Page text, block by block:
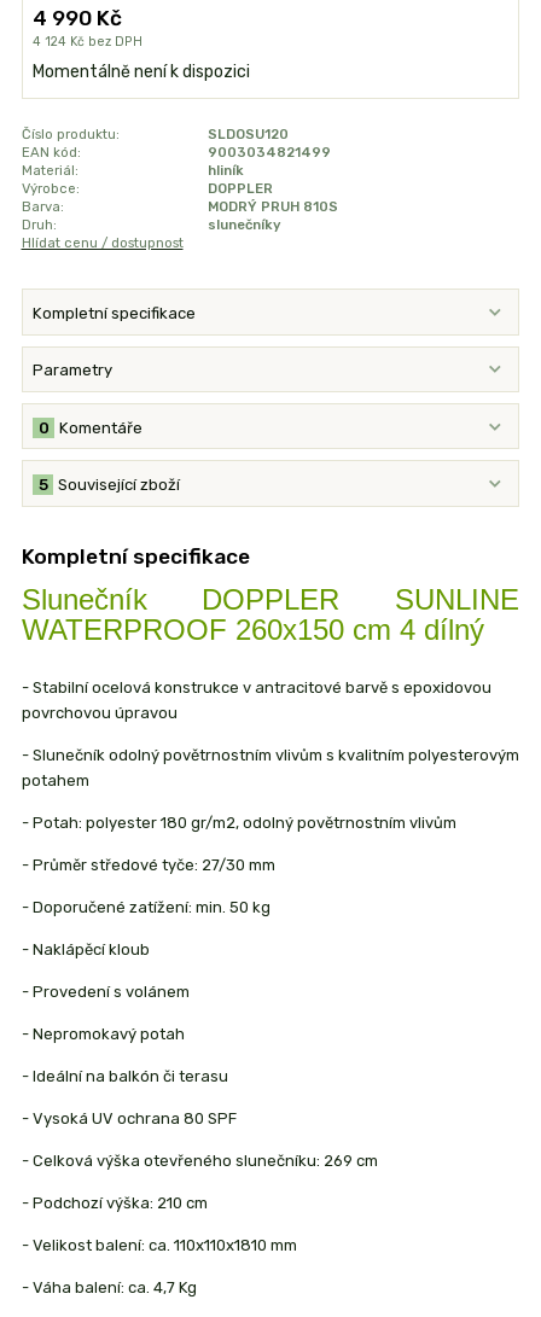
4 990 Kč
4 124 Kč bez DPH
Momentálně není k dispozici
Číslo produktu:
SLDOSU120
EAN kód:
9003034821499
Materiál:
hliník
Výrobce:
DOPPLER
Barva:
MODRÝ PRUH 810S
Druh:
slunečníky
Hlídat cenu / dostupnost
Kompletní specifikace
Parametry
Komentáře
0
Související zboží
5
Kompletní specifikace
Slunečník DOPPLER SUNLINE
WATERPROOF 260x150 cm 4 dílný
- Stabilní ocelová konstrukce v antracitové barvě s epoxidovou
povrchovou úpravou
- Slunečník odolný povětrnostním vlivům s kvalitním polyesterovým
potahem
- Potah: polyester 180 gr/m2, odolný povětrnostním vlivům
- Průměr středové tyče: 27/30 mm
- Doporučené zatížení: min. 50 kg
- Naklápěcí kloub
- Provedení s volánem
- Nepromokavý potah
- Ideální na balkón či terasu
- Vysoká UV ochrana 80 SPF
- Celková výška otevřeného slunečníku: 269 cm
- Podchozí výška: 210 cm
- Velikost balení: ca. 110x110x1810 mm
- Váha balení: ca. 4,7 Kg